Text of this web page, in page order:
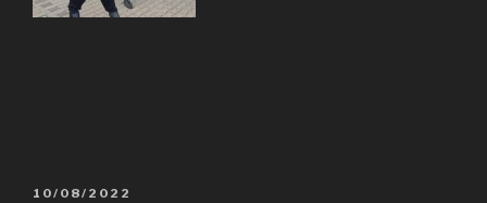
POSTED
10/08/2022